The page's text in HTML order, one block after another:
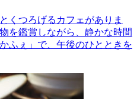
くつろげるカフェがありま
を鑑賞しながら、静かな時間
ふぇ」で、午後のひとときを